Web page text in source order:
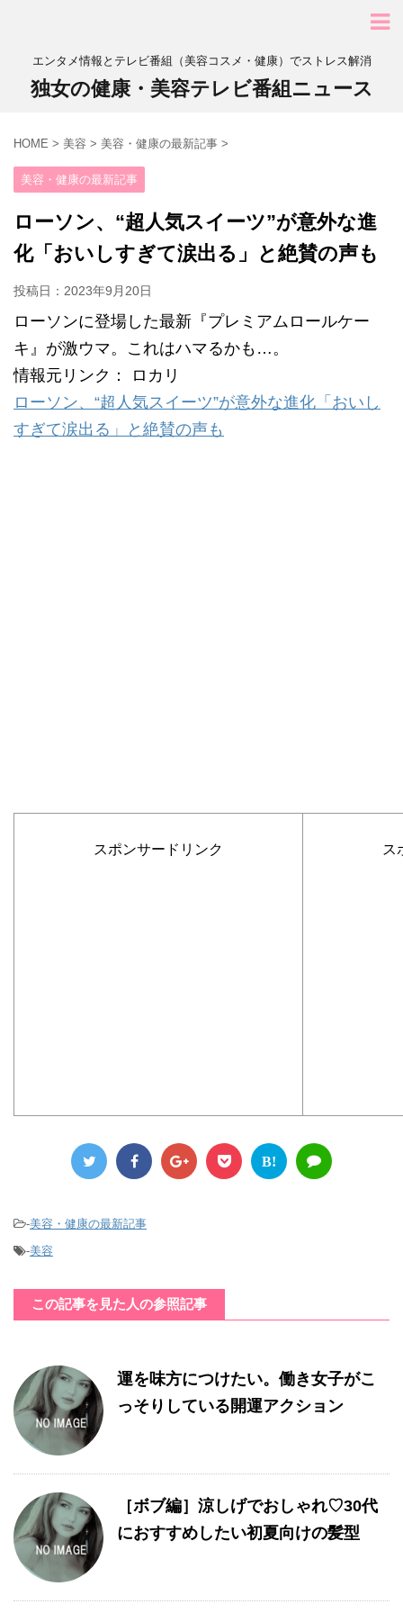
エンタメ情報とテレビ番組（美容コスメ・健康）でストレス解消
独女の健康・美容テレビ番組ニュース
HOME > 美容 > 美容・健康の最新記事 >
美容・健康の最新記事
ローソン、“超人気スイーツ”が意外な進
化「おいしすぎて涙出る」と絶賛の声も
投稿日： 2023年9月20日
ローソンに登場した最新『プレミアムロールケー
キ』が激ウマ。これはハマるかも…。
情報元リンク： ロカリ
ローソン、“超人気スイーツ”が意外な進化「おいし
すぎて涙出る」と絶賛の声も
スポンサードリンク ス
B!
-美容・健康の最新記事
-美容
この記事を見た人の参照記事
運を味方につけたい。働き女子がこ
っそりしている開運アクション
［ボブ編］涼しげでおしゃれ♡30代
におすすめしたい初夏向けの髪型